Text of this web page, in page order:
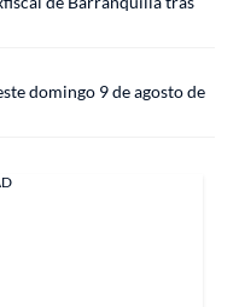
domingo 9 de agosto de